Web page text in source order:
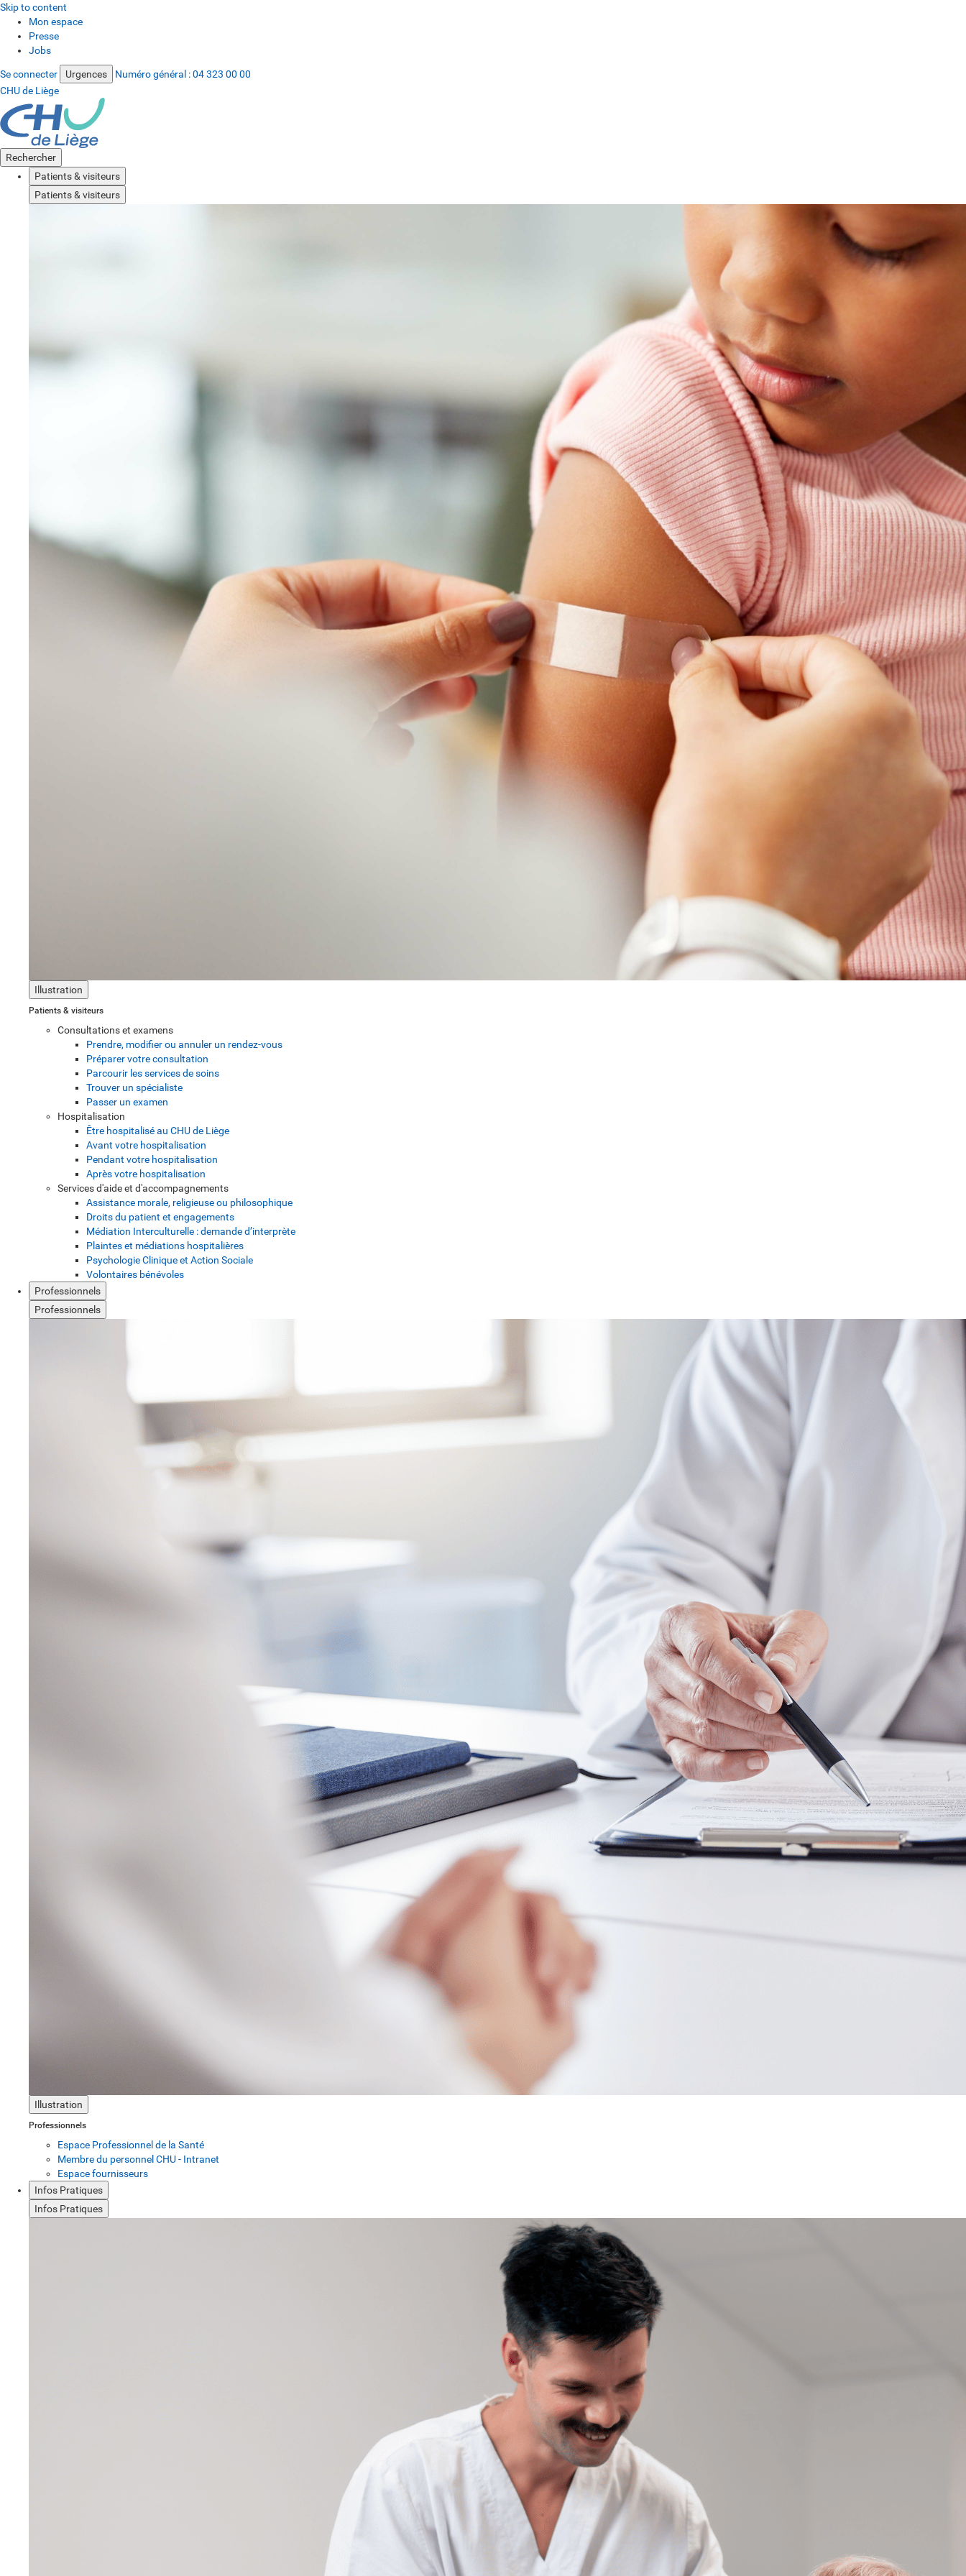
Skip to content
Mon espace
Presse
Jobs
Se connecter Urgences Numéro général :04 323 00 00
CHU de Liège
Rechercher
Patients & visiteurs
Patients & visiteurs
Illustration
Patients & visiteurs
Consultations et examens
Prendre, modifier ou annuler un rendez-vous
Préparer votre consultation
Parcourir les services de soins
Trouver un spécialiste
Passer un examen
Hospitalisation
Être hospitalisé au CHU de Liège
Avant votre hospitalisation
Pendant votre hospitalisation
Après votre hospitalisation
Services d'aide et d'accompagnements
Assistance morale, religieuse ou philosophique
Droits du patient et engagements
Médiation Interculturelle : demande d’interprète
Plaintes et médiations hospitalières
Psychologie Clinique et Action Sociale
Volontaires bénévoles
Professionnels
Professionnels
Illustration
Professionnels
Espace Professionnel de la Santé
Membre du personnel CHU - Intranet
Espace fournisseurs
Infos Pratiques
Infos Pratiques